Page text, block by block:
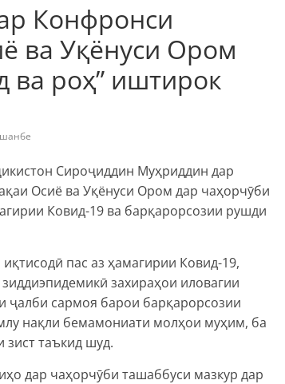
Конфронси
ва Уқёнуси Ором
ва роҳ” иштирок
Сироҷиддин Муҳриддин дар
Осиё ва Уқёнуси Ором дар чаҳорчӯби
Ковид-19 ва барқарорсозии рушди
пас аз ҳамагирии Ковид-19,
захираҳои иловагии
ҷалби сармоя барои барқарорсозии
нақли бемамониати молҳои муҳим, ба
зист таъкид шуд.
дар чаҳорчӯби ташаббуси мазкур дар